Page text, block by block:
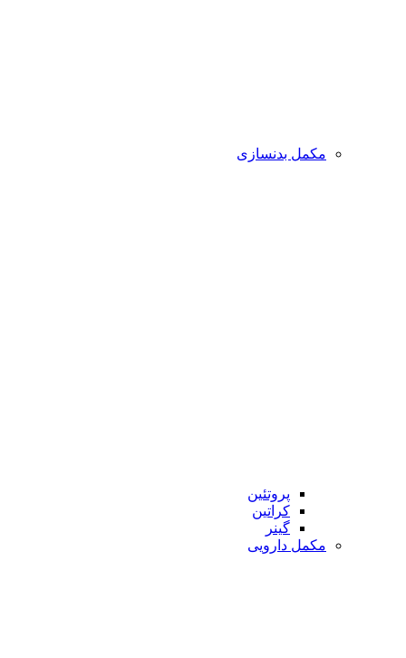
مکمل بدنسازی
پروتئین
کراتین
گینر
مکمل دارویی